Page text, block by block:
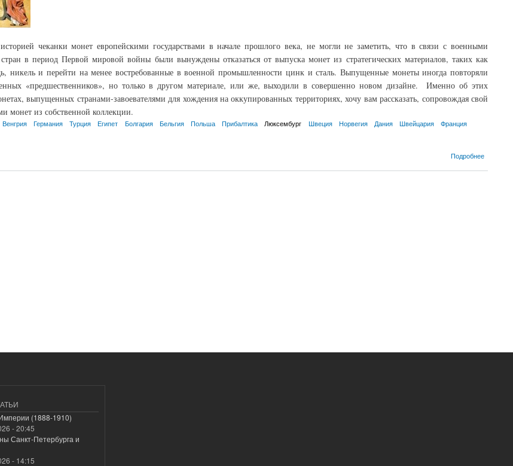
чеканки монет европейскими государствами в начале прошлого века, не могли не заметить, что в связи с военными
в период Первой мировой войны были вынуждены отказаться от выпуска монет из стратегических материалов, таких как
никель и перейти на менее востребованные в военной промышленности цинк и сталь. Выпущенные монеты иногда повторяли
«предшественников», но только в другом материале, или же, выходили в совершенно новом дизайне. Именно об этих
выпущенных странами-завоевателями для хождения на оккупированных территориях, хочу вам рассказать, сопровождая свой
монет из собственной коллекции.
Венгрия Германия Турция Египет Болгария Бельгия Польша Прибалтика Люксембург Швеция Норвегия Дания Швейцария
Франция
Подробнее
(1888-1910)
- 20:45
Санкт-Петербурга и
- 14:15